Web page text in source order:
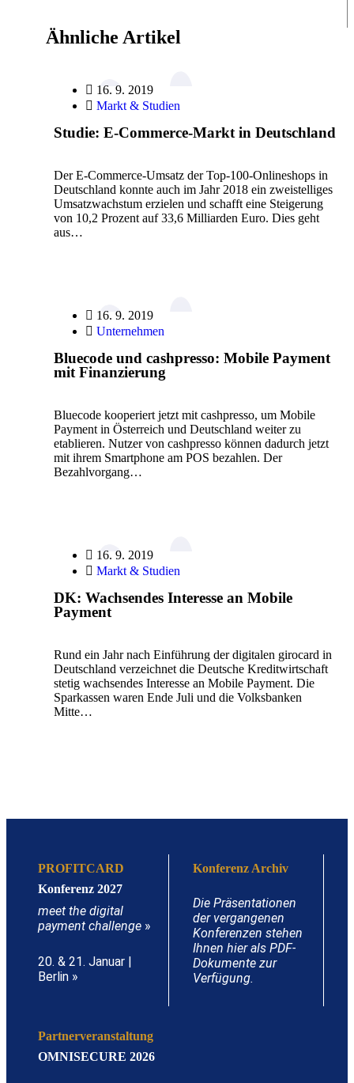
Ähnliche Artikel
16. 9. 2019
Markt & Studien
Studie: E-Commerce-Markt in Deutschland
Der E-Commerce-Umsatz der Top-100-Onlineshops in
Deutschland konnte auch im Jahr 2018 ein zweistelliges
Umsatzwachstum erzielen und schafft eine Steigerung
von 10,2 Prozent auf 33,6 Milliarden Euro. Dies geht
aus…
16. 9. 2019
Unternehmen
Bluecode und cashpresso: Mobile Payment
mit Finanzierung
Bluecode kooperiert jetzt mit cashpresso, um Mobile
Payment in Österreich und Deutschland weiter zu
etablieren. Nutzer von cashpresso können dadurch jetzt
mit ihrem Smartphone am POS bezahlen. Der
Bezahlvorgang…
16. 9. 2019
Markt & Studien
DK: Wachsendes Interesse an Mobile
Payment
Rund ein Jahr nach Einführung der digitalen girocard in
Deutschland verzeichnet die Deutsche Kreditwirtschaft
stetig wachsendes Interesse an Mobile Payment. Die
Sparkassen waren Ende Juli und die Volksbanken
Mitte…
PROFITCARD
Konferenz 2027
meet the digital
payment challenge »
20. & 21. Januar |
Berlin »
Konferenz Archiv
Die Präsentationen
der vergangenen
Konferenzen stehen
Ihnen hier als PDF-
Dokumente zur
Verfügung.
Partnerveranstaltung
OMNISECURE 2026